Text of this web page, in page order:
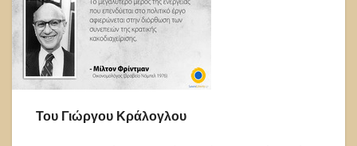
Του Γιώργου Κράλογλου